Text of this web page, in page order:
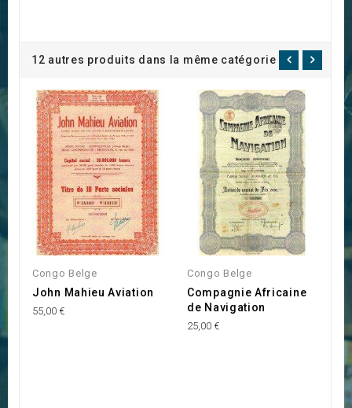
12 autres produits dans la même catégorie :
Congo Belge
John Mahieu Aviation
55,00 €
Congo Belge
Compagnie Africaine
de Navigation
25,00 €